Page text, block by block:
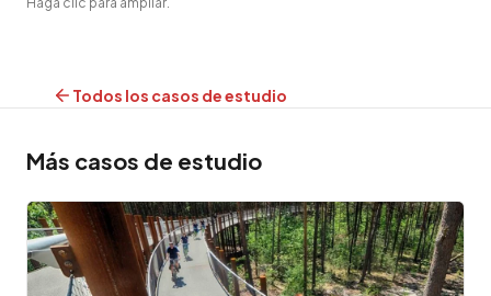
Todos los casos de estudio
Más casos de estudio